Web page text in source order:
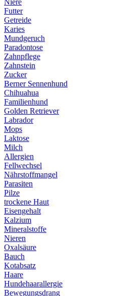
Niere
Futter
Getreide
Karies
Mundgeruch
Paradontose
Zahnpflege
Zahnstein
Zucker
Berner Sennenhund
Chihuahua
Familienhund
Golden Retriever
Labrador
Mops
Laktose
Milch
Allergien
Fellwechsel
Nährstoffmangel
Parasiten
Pilze
trockene Haut
Eisengehalt
Kalzium
Mineralstoffe
Nieren
Oxalsäure
Bauch
Kotabsatz
Haare
Hundehaarallergie
Bewegungsdrang